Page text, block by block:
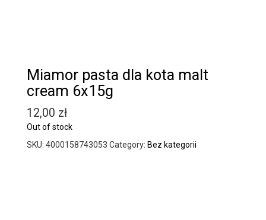
Miamor pasta dla kota malt
cream 6x15g
12,00 zł
Out of stock
SKU: 4000158743053 Category: Bez kategorii